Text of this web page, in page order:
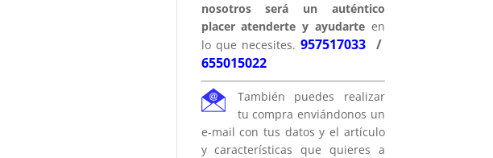
nosotros será un auténtico
placer atenderte y ayudarteen
lo que necesites.957517033 /
655015022
También puedes realizar
tu compra enviándonos un
e-mail con tus datos y el artículo
y características que quieres a